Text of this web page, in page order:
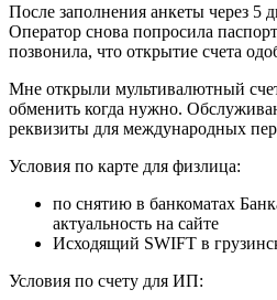
После заполнения анкеты через
Оператор снова попросила
позвонила, что открытие счета
Мне открыли мультивалютный
обменить когда нужно.
реквизиты для международных
Условия по карте для физлица:
по снятию в банкоматах
актуальность на сайте
Исходящий SWIFT в
Условия по счету для ИП: